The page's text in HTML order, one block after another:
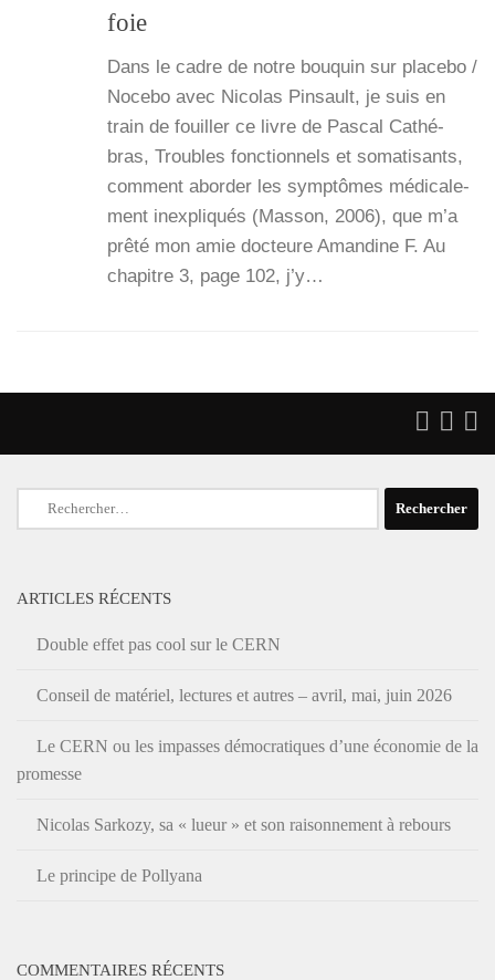
foie
Dans le cadre de notre bou­quin sur pla­ce­bo /
Noce­bo avec Nico­las Pin­sault, je suis en
train de fouiller ce livre de Pas­cal Cathé­
bras, Troubles fonc­tion­nels et soma­ti­sants,
com­ment abor­der les symp­tômes médi­ca­le­
ment inex­pli­qués (Mas­son, 2006), que m’a
prê­té mon amie doc­teure Aman­dine F. Au
cha­pitre 3, page 102, j’y…
Rechercher :
ARTICLES RÉCENTS
Double effet pas cool sur le CERN
Conseil de matériel, lectures et autres – avril, mai, juin 2026
Le CERN ou les impasses démocratiques d’une économie de la
promesse
Nicolas Sarkozy, sa « lueur » et son raisonnement à rebours
Le principe de Pollyana
COMMENTAIRES RÉCENTS